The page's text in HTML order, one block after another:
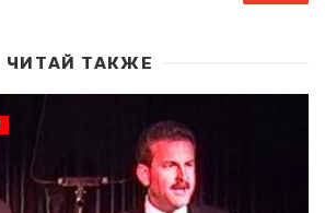
ЧИТАЙ ТАКЖЕ